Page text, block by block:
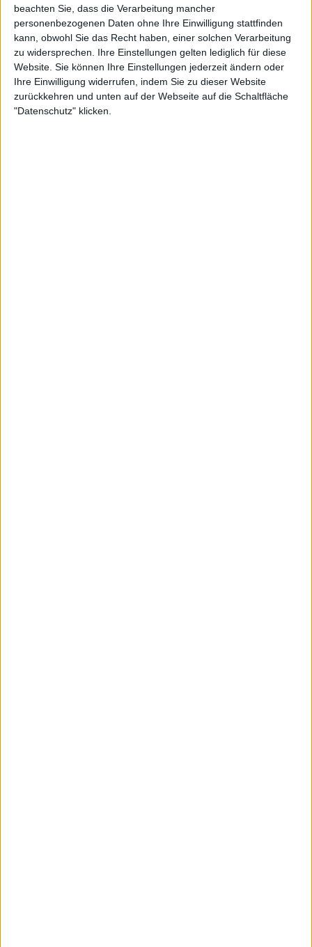
beachten Sie, dass die Verarbeitung mancher
personenbezogenen Daten ohne Ihre Einwilligung stattfinden
kann, obwohl Sie das Recht haben, einer solchen Verarbeitung
zu widersprechen. Ihre Einstellungen gelten lediglich für diese
Website. Sie können Ihre Einstellungen jederzeit ändern oder
Ihre Einwilligung widerrufen, indem Sie zu dieser Website
zurückkehren und unten auf der Webseite auf die Schaltfläche
"Datenschutz" klicken.